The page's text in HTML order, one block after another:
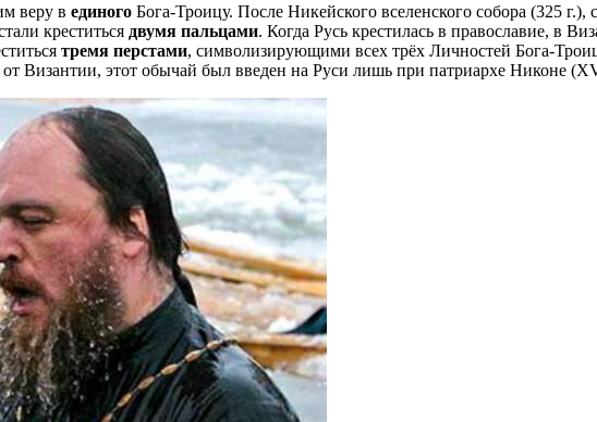
веру в единого Бога-Троицу. После Никейского вселенского собора (325
креститься двумя пальцами. Когда Русь крестилась в православие, в
тремя перстами, символизирующими всех трёх Личностей Бога-
Византии, этот обычай был введен на Руси лишь при патриархе Никоне